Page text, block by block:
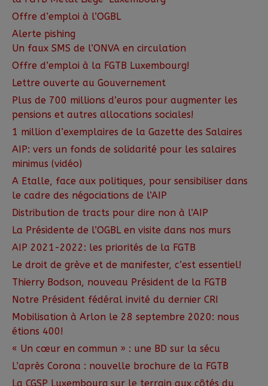
Offre d’emploi à l’OGBL
Alerte pishing
Un faux SMS de l’ONVA en circulation
Offre d’emploi à la FGTB Luxembourg!
Lettre ouverte au Gouvernement
Plus de 700 millions d’euros pour augmenter les
pensions et autres allocations sociales!
1 million d’exemplaires de la Gazette des Salaires
AIP: vers un fonds de solidarité pour les salaires
minimus (vidéo)
A Etalle, face aux politiques, pour sensibiliser dans
le cadre des négociations de l’AIP
Distribution de tracts pour dire non à l’AIP
La Présidente de l’OGBL en visite dans nos murs
AIP 2021-2022: les priorités de la FGTB
Le droit de grève et de manifester, c’est essentiel!
Thierry Bodson, nouveau Président de la FGTB
Notre Président fédéral invité du dernier CRI
Mobilisation à Arlon le 28 septembre 2020: nous
étions 400!
« Un cœur en commun » : une BD sur la sécu
L’après Corona : nouvelle brochure de la FGTB
La CGSP Luxembourg sur le terrain aux côtés du